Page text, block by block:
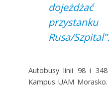
Rusa/Szpital”.
Autobusy linii 98 i
Kampus UAM